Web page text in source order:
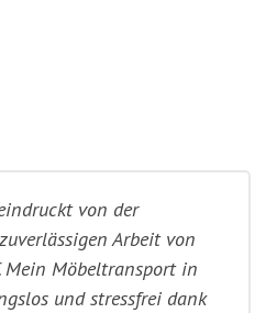
von der
Arbeit von
Mein Möbeltransport in
und stressfrei dank